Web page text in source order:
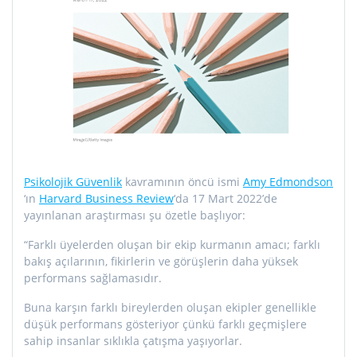
Psikolojik Güvenlik kavramının öncü ismi Amy Edmondson
‘ın Harvard Business Review‘da 17 Mart 2022’de
yayınlanan araştırması şu özetle başlıyor:
“Farklı üyelerden oluşan bir ekip kurmanın amacı; farklı
bakış açılarının, fikirlerin ve görüşlerin daha yüksek
performans sağlamasıdır.
Buna karşın farklı bireylerden oluşan ekipler genellikle
düşük performans gösteriyor çünkü farklı geçmişlere
sahip insanlar sıklıkla çatışma yaşıyorlar.